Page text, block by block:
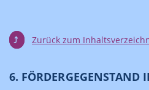
⤴ Zurück zum
6. FÖRDERGEGENSTAND